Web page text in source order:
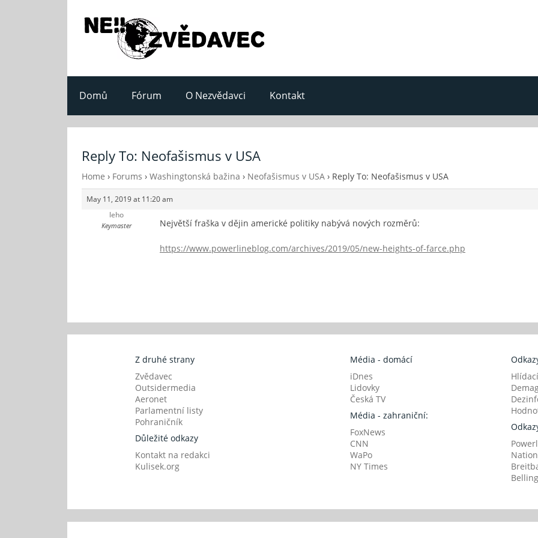
Domů Fórum O Nezvědavci Kontakt
Reply To: Neofašismus v USA
Home › Forums › Washingtonská bažina › Neofašismus v USA › Reply To: Neofašismus v USA
May 11, 2019 at 11:20 am
leho
Keymaster Největší fraška v dějin americké politiky nabývá nových rozměrů:
https://www.powerlineblog.com/archives/2019/05/new-heights-of-farce.php
Z druhé strany
Zvědavec
Outsidermedia
Aeronet
Parlamentní listy
Pohraničník
Důležité odkazy
Kontakt na redakci
Kulisek.org
Média - domácí
iDnes
Lidovky
Česká TV
Média - zahraniční:
FoxNews
CNN
WaPo
NY Times